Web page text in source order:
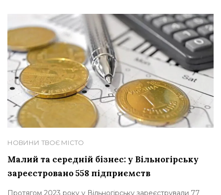
НОВИНИ ТВОЄ МІСТО
Малий та середній бізнес: у Вільногірську
зареєстровано 558 підприємств
Протягом 2023 року у Вільногірську зареєстрували 77